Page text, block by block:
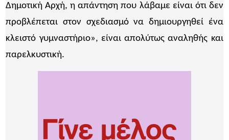
Δημοτική Αρχή, η απάντηση που λάβαμε είναι ότι δεν
προβλέπεται στον σχεδιασμό να δημιουργηθεί ένα
κλειστό γυμναστήριο», είναι απολύτως αναληθής και
παρελκυστική.